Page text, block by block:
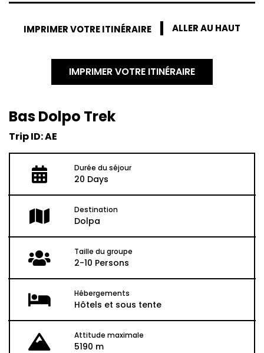
IMPRIMER VOTRE ITINÉRAIRE ALLER AU HAUT
IMPRIMER VOTRE ITINÉRAIRE
Bas Dolpo Trek
Trip ID: AE
Durée du séjour
20 Days
Destination
Dolpa
Taille du groupe
2-10 Persons
Hébergements
Hôtels et sous tente
Attitude maximale
5190 m